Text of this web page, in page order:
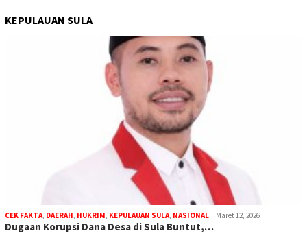
KEPULAUAN SULA
CEK FAKTA, DAERAH, HUKRIM, KEPULAUAN SULA, NASIONAL Maret 12, 2026
Dugaan Korupsi Dana Desa di Sula Buntut,…